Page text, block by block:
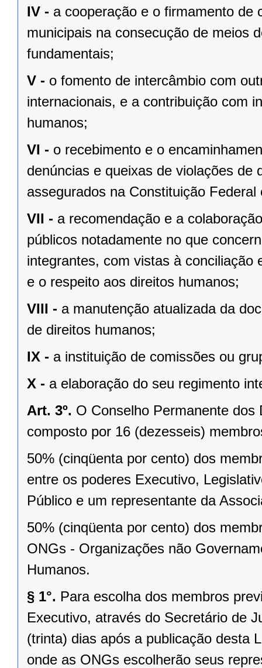
IV - a cooperação e o firmamento de
municipais na consecução de meios
fundamentais;
V - o fomento de intercâmbio com
internacionais, e a contribuição com
humanos;
VI - o recebimento e o
denúncias e queixas de violações de
assegurados na Constituição Federal
VII - a recomendação e a
públicos notadamente no que
integrantes, com vistas à
e o respeito aos direitos humanos;
VIII - a manutenção atualizada da
de direitos humanos;
IX - a instituição de comissões ou
X - a elaboração do seu regimento
Art. 3º. O Conselho Permanente
composto por 16 (dezesseis)
50% (cinqüenta por cento) dos
entre os poderes Executivo,
Público e um representante da
50% (cinqüenta por cento) dos
ONGs - Organizações não
Humanos.
§ 1°. Para escolha dos membros
Executivo, através do Secretário de
(trinta) dias após a publicação desta
onde as ONGs escolherão seus